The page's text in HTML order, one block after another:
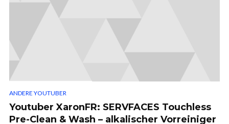
ANDERE YOUTUBER
Youtuber XaronFR: SERVFACES Touchless
Pre-Clean & Wash – alkalischer Vorreiniger